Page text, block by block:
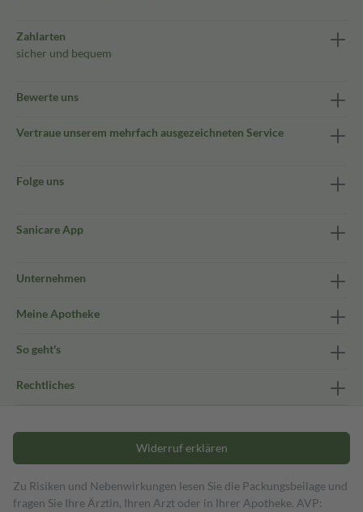
Zahlarten
sicher und bequem
Bewerte uns
Vertraue unserem mehrfach ausgezeichneten Service
Folge uns
Sanicare App
Unternehmen
Meine Apotheke
So geht's
Rechtliches
Widerruf erklären
Zu Risiken und Nebenwirkungen lesen Sie die Packungsbeilage und
fragen Sie Ihre Ärztin, Ihren Arzt oder in Ihrer Apotheke. AVP: